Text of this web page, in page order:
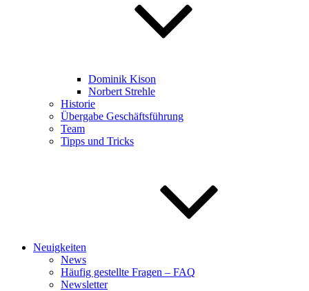
Dominik Kison
Norbert Strehle
Historie
Übergabe Geschäftsführung
Team
Tipps und Tricks
Neuigkeiten
News
Häufig gestellte Fragen – FAQ
Newsletter